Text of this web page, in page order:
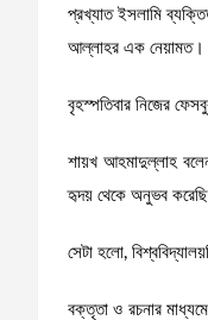
প্রখ্যাত ইসলামি
আল্লাহর এক নেয়ামত।
বৃহস্পতিবার নিজের
শায়খ আহমাদুল্লাহ
হৃদয় থেকে অনুভব
সেটা হলো,
বক্তৃতা ও রচনার